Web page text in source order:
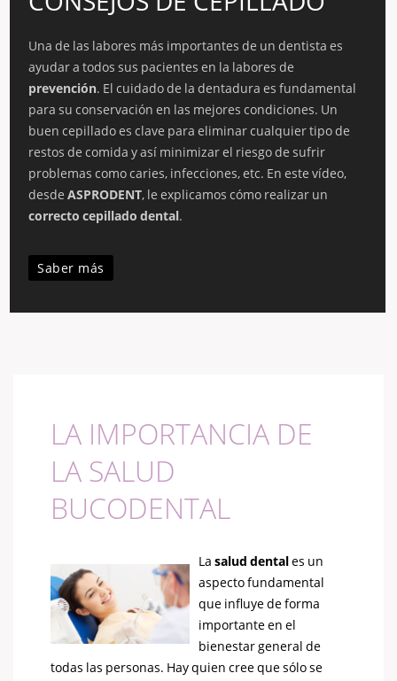
Una de las labores más importantes de un dentista es
ayudar a todos sus pacientes en la labores de
prevención. El cuidado de la dentadura es fundamental
para su conservación en las mejores condiciones. Un
buen cepillado es clave para eliminar cualquier tipo de
restos de comida y así minimizar el riesgo de sufrir
problemas como caries, infecciones, etc. En este vídeo,
desdeASPRODENT, le explicamos cómo realizar un
correcto cepillado dental.
Saber más
LA IMPORTANCIA DE
LA SALUD
BUCODENTAL
La salud dentales un
aspecto fundamental
que influye de forma
importante en el
bienestar general de
todas las personas. Hay quien cree que sólo se